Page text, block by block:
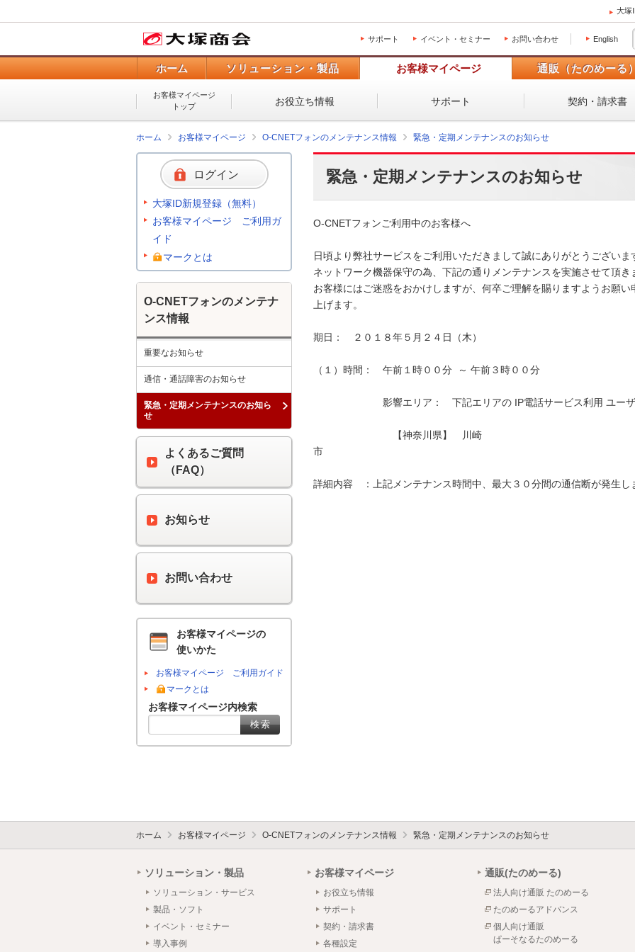
大塚
サポート イベント・セミナー お問い合わせ English
ホーム ソリューション・製品 お客様マイページ 通販（たのめーる）
お客様マイページ
トップ
お役立ち情報 サポート 契約・請求書
ホーム お客様マイページ O-CNETフォンのメンテナンス情報 緊急・定期メンテナンスのお知らせ
緊急・定期メンテナンスのお知らせ
O-CNETフォンご利用中のお客様へ
日頃より弊社サービスをご利用いただきまして誠にありがとうございま
ネットワーク機器保守の為、下記の通りメンテナンスを実施させて頂き
お客様にはご迷惑をおかけしますが、何卒ご理解を賜りますようお願い
上げます。
期日：　２０１８年５月２４日（木）
（１）時間：　午前１時００分  ～ 午前３時００分
影響エリア：　下記エリアの IP電話サービス利用 ユー
【神奈川県】　川崎
詳細内容　：上記メンテナンス時間中、最大３０分間の通信断が発生し
ログイン
大塚ID新規登録（無料）
お客様マイページ ご利用ガ
イド
マークとは
O-CNETフォンのメンテナ
ンス情報
重要なお知らせ
通信・通話障害のお知らせ
緊急・定期メンテナンスのお知ら
せ
よくあるご質問
（FAQ）
お知らせ
お問い合わせ
お客様マイページの
使いかた
お客様マイページ ご利用ガイド
マークとは
お客様マイページ内検索
ホーム お客様マイページ O-CNETフォンのメンテナンス情報 緊急・定期メンテナンスのお知らせ
ソリューション・製品
ソリューション・サービス
製品・ソフト
イベント・セミナー
導入事例
お客様マイページ
お役立ち情報
サポート
契約・請求書
各種設定
通販(たのめーる)
法人向け通販 たのめーる
たのめーるアドバンス
個人向け通販
ぱーそなるたのめーる